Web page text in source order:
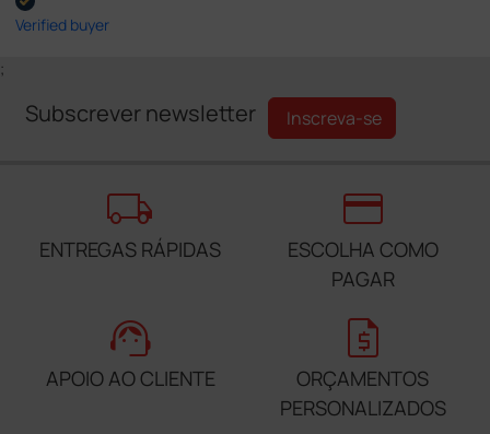
Verified buyer
;
Subscrever newsletter Inscreva-se
local_shipping
ENTREGAS RÁPIDAS
credit_card
ESCOLHA COMO
PAGAR
support_agent
APOIO AO CLIENTE
request_quote
ORÇAMENTOS
PERSONALIZADOS